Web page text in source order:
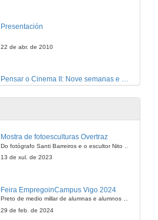
Presentación
22 de abr. de 2010
Pensar o Cinema II: Nove semanas e media
22 de abr. de 2010
Mostra de fotoesculturas Overtraz
13 de xul. de 2023
Feira EmpregoinCampus Vigo 2024
Preto de medio millar de alumnas e alumnos buscan coñecer máis de preto as oportunidades que lles achegan as arredor de medio cento de empresas que participan na edición viguesa da feira. Xunto coa visita aos stands, durante a feria desenvólvense varias actividades complementarias, como obradoiros, conversas, mesas redondas ou o pasaporte de empregabilidade, un espazo no que poderán recibir asesoramento sobre o seu CV.
29 de feb. de 2024